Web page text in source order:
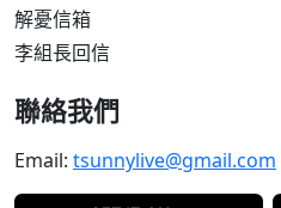
解憂信箱
李組長回信
聯絡我們
Email: tsunnylive@gmail.com